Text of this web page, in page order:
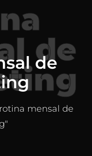
de
de
mensal de